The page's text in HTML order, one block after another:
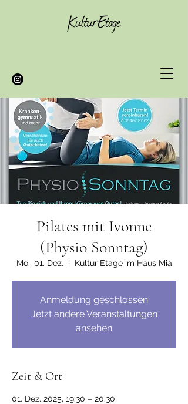
Pilates mit Ivonne
(Physio Sonntag)
Mo., 01. Dez.
  |
Kultur Etage im Haus Mia
Anmeldung geschlossen
Jetzt andere Veranstaltungen
ansehen
Zeit & Ort
01. Dez. 2025, 19:30 – 20:30